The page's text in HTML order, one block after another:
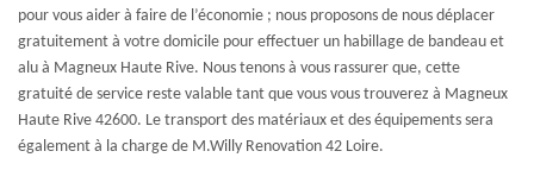
pour vous aider à faire de l’économie ; nous proposons de nous déplacer
gratuitement à votre domicile pour effectuer un habillage de bandeau et
alu à Magneux Haute Rive. Nous tenons à vous rassurer que, cette
gratuité de service reste valable tant que vous vous trouverez à Magneux
Haute Rive 42600. Le transport des matériaux et des équipements sera
également à la charge de M.Willy Renovation 42 Loire.